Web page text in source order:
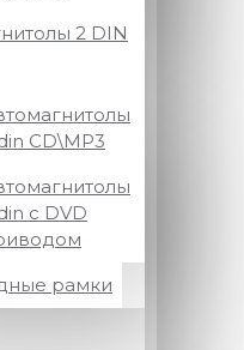
2 DIN
CD\MP3
с DVD
рамки